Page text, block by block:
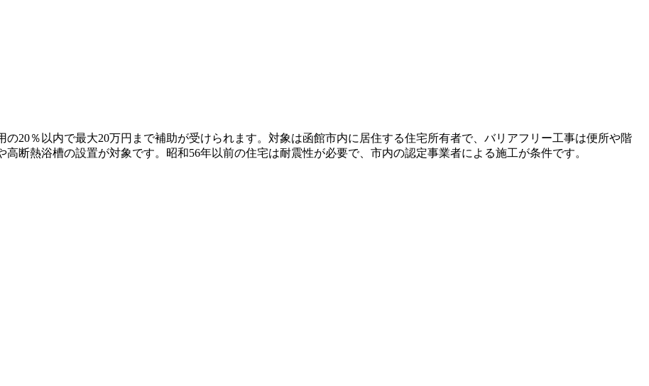
20％以内で最大20万円まで補助が受けられます。対象は函館市内に居住する住宅所有者で、バリアフリー工事は便所や階
断熱浴槽の設置が対象です。昭和56年以前の住宅は耐震性が必要で、市内の認定事業者による施工が条件です。